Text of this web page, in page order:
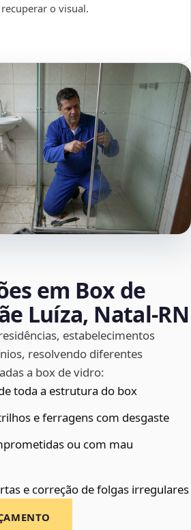
o visual.
em Box de
Luíza, Natal‑RN
estabelecimentos
resolvendo diferentes
a box de vidro:
toda a estrutura do box
e ferragens com desgaste
ou com mau
e correção de folgas irregulares